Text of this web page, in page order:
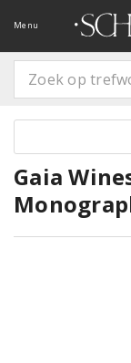
Menu
Gaia